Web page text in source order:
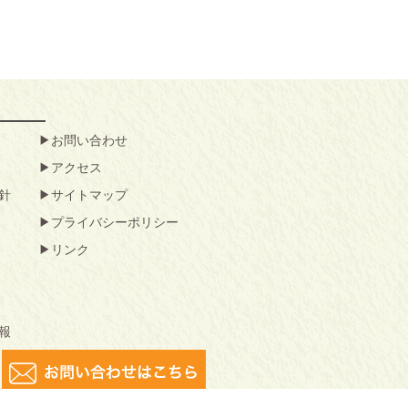
お問い合わせ
アクセス
サイトマップ
プライバシーポリシー
リンク